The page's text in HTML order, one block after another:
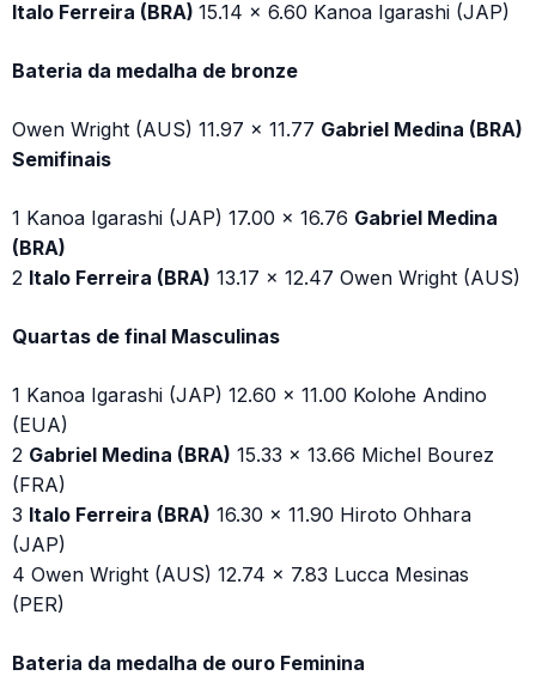
Italo Ferreira (BRA) 15.14 x 6.60 Kanoa Igarashi (JAP)
Bateria da medalha de bronze
Owen Wright (AUS) 11.97 x 11.77 Gabriel Medina (BRA)
Semifinais
1 Kanoa Igarashi (JAP) 17.00 x 16.76 Gabriel Medina
(BRA)
2 Italo Ferreira (BRA) 13.17 x 12.47 Owen Wright (AUS)
Quartas de final Masculinas
1 Kanoa Igarashi (JAP) 12.60 x 11.00 Kolohe Andino
(EUA)
2 Gabriel Medina (BRA) 15.33 x 13.66 Michel Bourez
(FRA)
3 Italo Ferreira (BRA) 16.30 x 11.90 Hiroto Ohhara
(JAP)
4 Owen Wright (AUS) 12.74 x 7.83 Lucca Mesinas
(PER)
Bateria da medalha de ouro Feminina